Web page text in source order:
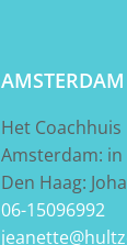
Het Coachhuis
Amsterdam: in
Den Haag:
06-15096992